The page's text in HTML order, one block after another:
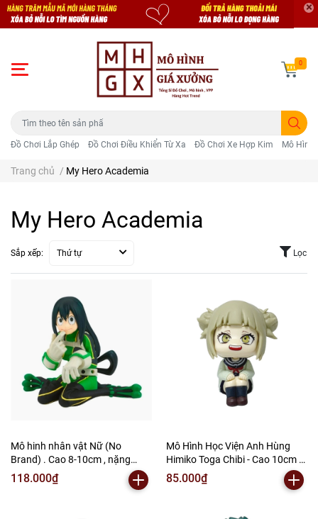
Đồ Chơi Lắp Ghép Đồ Chơi Điều Khiển Từ Xa Đồ Chơi Xe Hợp Kim Mô Hình
0
Trang chủ / My Hero Academia
My Hero Academia
Sắp xếp: Thứ tự Lọc
Mô hinh nhân vật Nữ (No
Brand) . Cao 8-10cm , nặng
360gram - No Box - SKU : HV28
( VAT : 002-05-80 ) - K62-T2-S7
118.000₫
Mô Hình Học Viện Anh Hùng
Himiko Toga Chibi - Cao 10cm -
nặng 150gram - My Hero
Academia - có hộp màu - (VAT
85.000₫